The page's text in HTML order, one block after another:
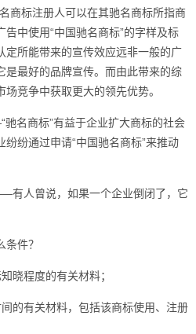
商标注册人可以在其驰名商标所指商
中使用“中国驰名商标”的字样及标
定所能带来的宣传效应远非一般的广
是最好的品牌宣传。而由此带来的综
竞争中获取更大的领先优势。
商标”有益于企业扩大商标的社会
纷通过申请“中国驰名商标”来推动
人曾说，如果一个企业倒闭了，它
件？
程度的有关材料；
有关材料，包括该商标使用、注册